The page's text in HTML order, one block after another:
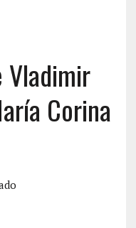
Vladimir
Corina